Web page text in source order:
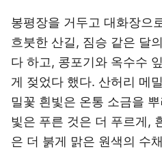
봉평장을 거두고 대화장으
흐붓한 산길, 짐승 같은 달
다 하고, 콩포기와 옥수수
게 젖었다 했다. 산허리 메
밀꽃 흰빛은 온통 소금을
빛은 푸른 것은 더 푸르게,
은 더 붉게 맑은 원색의 수